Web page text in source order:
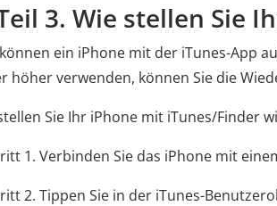
3. Wie stellen Sie
ein iPhone mit der iTunes-App
höher verwenden, können Sie die
Sie Ihr iPhone mit iTunes/Finder
1. Verbinden Sie das iPhone mit
2. Tippen Sie in der iTunes-